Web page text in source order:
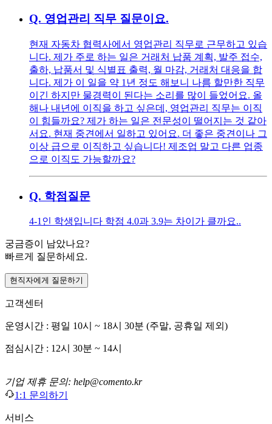
Q. 영업관리 직무 질문이요.
현재 자동차 협력사에서 영업관리 직무로 근무하고 있습
니다. 제가 주로 하는 일은 거래처 납품 계획, 발주 접수,
출하, 납품서 및 식별표 출력, 월 마감, 거래처 대응을 합
니다. 제가 이 일을 약 1년 정도 해보니 나름 할만한 직무
이긴 하지만 물경력이 된다는 소리를 많이 들었어요. 올
해나 내년에 이직을 하고 싶은데, 영업관리 직무는 이직
이 힘들까요? 제가 하는 일은 전문성이 떨어지는 것 같아
서요. 현재 중견에서 일하고 있어요. 더 좋은 중견이나 그
이상 급으로 이직하고 싶습니다! 제조업 말고 다른 업종
으로 이직도 가능할까요?
Q. 학점질문
4-1인 학생입니다 학점 4.0과 3.9는 차이가 클까요..
궁금증이 남았나요?
빠르게 질문하세요.
현직자에게 질문하기
고객센터
운영시간 : 평일 10시 ~ 18시 30분 (주말, 공휴일 제외)
점심시간 : 12시 30분 ~ 14시
기업 제휴 문의: help@comento.kr
1:1 문의하기
서비스